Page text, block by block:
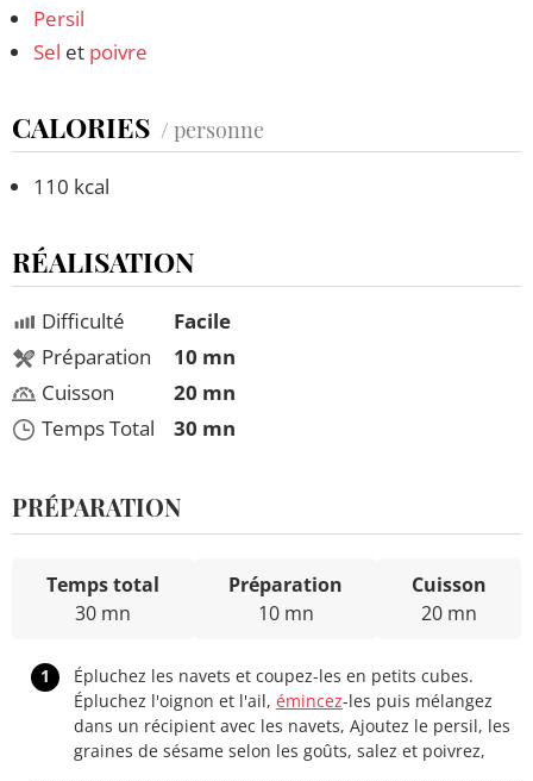
Persil
Sel et poivre
CALORIES / personne
110 kcal
RÉALISATION
Difficulté
Préparation
Cuisson
Temps Total
Facile
10 mn
20 mn
30 mn
PRÉPARATION
Temps total
30 mn
Préparation
10 mn
Cuisson
20 mn
1
Épluchez les navets et coupez-les en petits cubes.
Épluchez l'oignon et l'ail, émincez-les puis mélangez
dans un récipient avec les navets, Ajoutez le persil, les
graines de sésame selon les goûts, salez et poivrez,